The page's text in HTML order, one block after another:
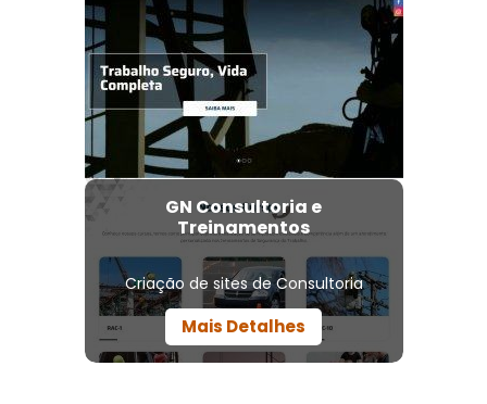
GN Consultoria e
Treinamentos
Criação de sites de Consultoria
Mais Detalhes